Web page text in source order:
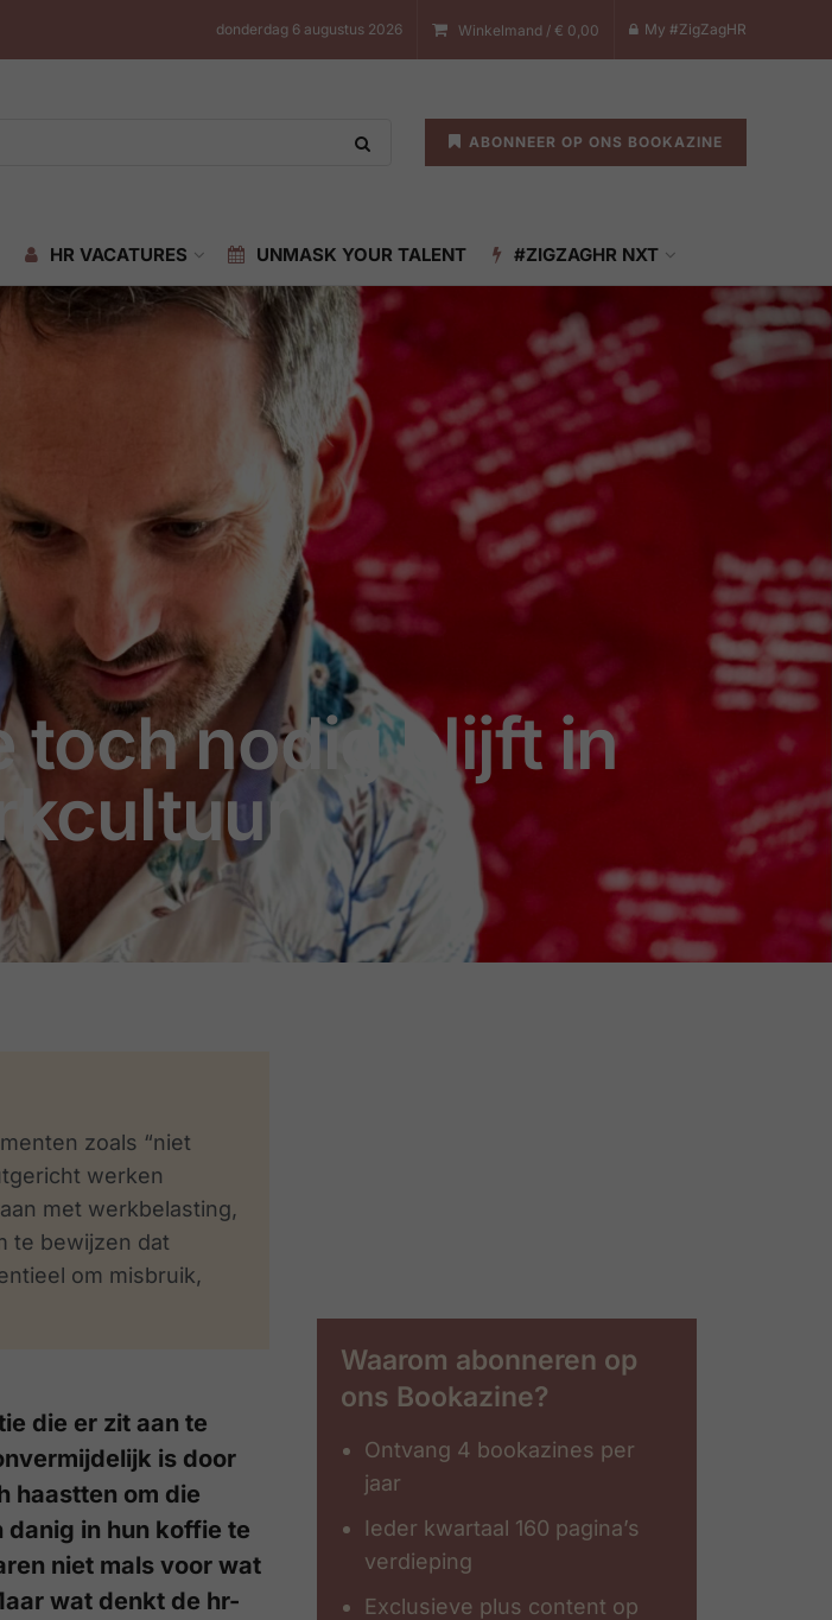
donderdag 6 augustus 2026 Winkelmand / € 0,00 My #ZigZagHR
ABONNEER OP ONS BOOKAZINE
HR VACATURES UNMASK YOUR TALENT #ZIGZAGHR NXT
toch nodig blijft in
zoals “niet
werken
met werkbelasting,
te bewijzen dat
om misbruik,
die er zit aan te
is door
haastten om die
in hun koffie te
niet mals voor wat
wat denkt de hr-
Waarom abonneren op
ons Bookazine?
Ontvang 4 bookazines per
jaar
Ieder kwartaal 160 pagina’s
verdieping
Exclusieve plus content op